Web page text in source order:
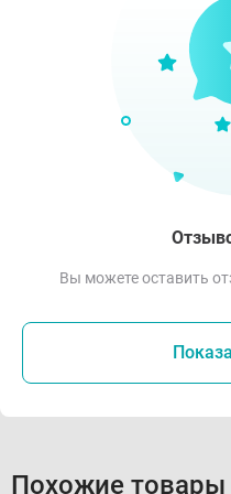
Вы можете оставить
Похожие товары